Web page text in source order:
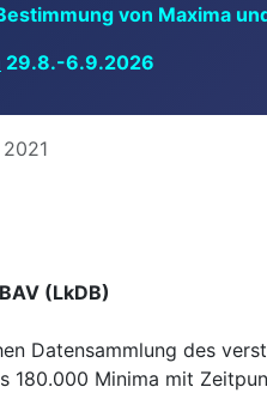
von Maxima
29.8.-6.9.2026
(LkDB)
Datensammlung des
180.000 Minima mit